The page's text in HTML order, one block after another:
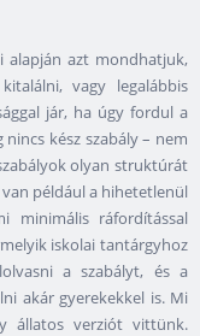
alapján azt mondhatjuk,
vagy legalábbis
jár, ha úgy fordul a
kész szabály – nem
olyan struktúrát
például a hihetetlenül
minimális ráfordítással
iskolai tantárgyhoz
a szabályt, és a
akár gyerekekkel is. Mi
állatos verziót vittünk.